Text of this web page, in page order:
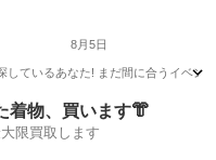
8月5日
しているあなた! まだ間に合うイベ
フェス
着物、買います👘
限買取します